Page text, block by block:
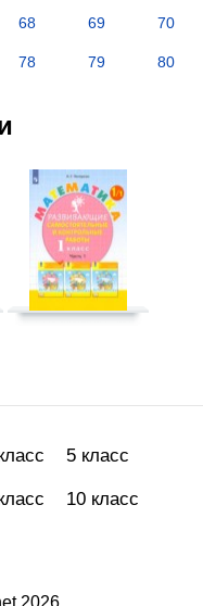
68 69 70
78 79 80
5 класс
10 класс
2026